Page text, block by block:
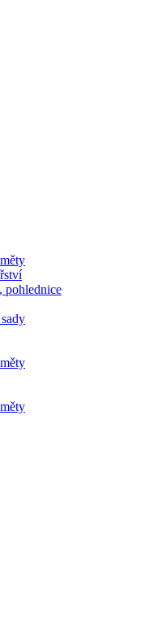
pohlednice